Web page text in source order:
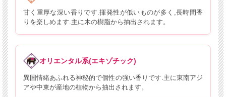
甘く重厚な深い香りです.揮発性が低いものが多く,長時間香
りを楽しめます.主に木の樹脂から抽出されます。
オリエンタル系(エキゾチック)
異国情緒あふれる神秘的で個性の強い香りです.主に東南アジ
アや中東が産地の植物から抽出されます。